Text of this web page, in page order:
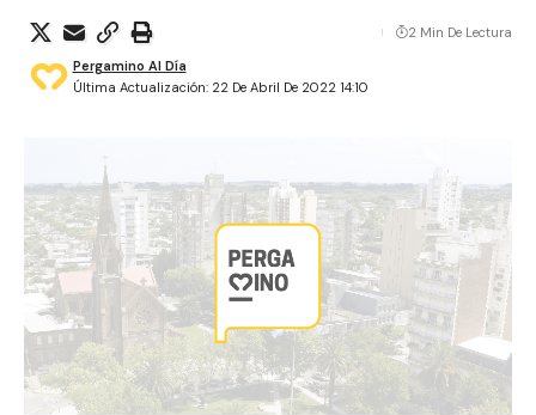
Última Actualización: 22 De Abril De 2022 14:10
Pergamino Al Día
2 Min De Lectura